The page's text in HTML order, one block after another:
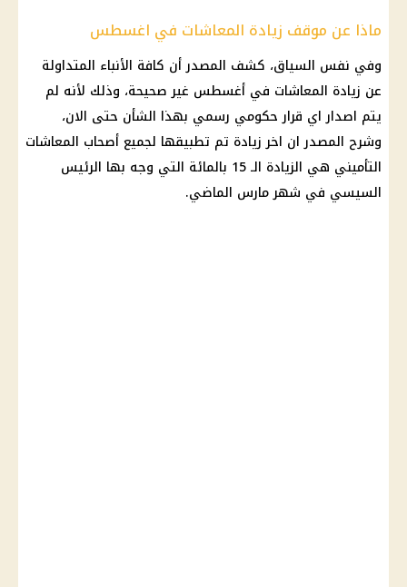
ماذا عن موقف زيادة المعاشات في اغسطس
وفي نفس السياق، كشف المصدر أن كافة الأنباء المتداولة
عن زيادة المعاشات في أغسطس غير صحيحة، وذلك لأنه لم
يتم اصدار اي قرار حكومي رسمي بهذا الشأن حتى الان،
وشرح المصدر ان اخر زيادة تم تطبيقها لجميع أصحاب المعاشات
التأميني هي الزيادة الـ 15 بالمائة التي وجه بها الرئيس
السيسي في شهر مارس الماضي.